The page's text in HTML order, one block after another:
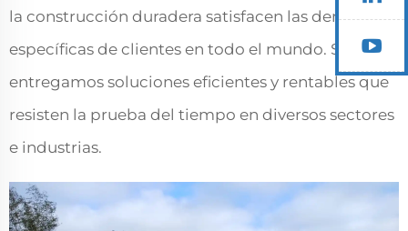
la construcción duradera satisfacen las demandas
específicas de clientes en todo el mundo. Siempre
entregamos soluciones eficientes y rentables que
resisten la prueba del tiempo en diversos sectores
e industrias.